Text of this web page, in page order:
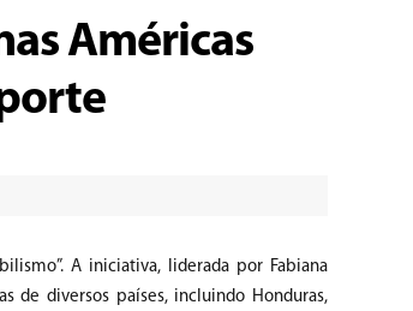
Américas
A iniciativa, liderada por Fabiana
de diversos países, incluindo Honduras,